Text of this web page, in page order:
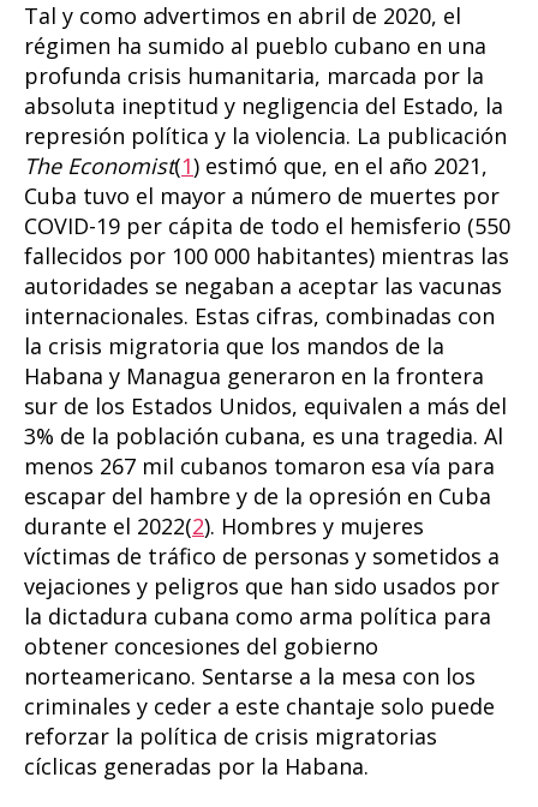
Tal y como advertimos en abril de 2020, el
régimen ha sumido al pueblo cubano en una
profunda crisis humanitaria, marcada por la
absoluta ineptitud y negligencia del Estado, la
represión política y la violencia. La publicación
The Economist(1) estimó que, en el año 2021,
Cuba tuvo el mayor a número de muertes por
COVID-19 per cápita de todo el hemisferio (550
fallecidos por 100 000 habitantes) mientras las
autoridades se negaban a aceptar las vacunas
internacionales. Estas cifras, combinadas con
la crisis migratoria que los mandos de la
Habana y Managua generaron en la frontera
sur de los Estados Unidos, equivalen a más del
3% de la población cubana, es una tragedia. Al
menos 267 mil cubanos tomaron esa vía para
escapar del hambre y de la opresión en Cuba
durante el 2022(2). Hombres y mujeres
víctimas de tráfico de personas y sometidos a
vejaciones y peligros que han sido usados por
la dictadura cubana como arma política para
obtener concesiones del gobierno
norteamericano. Sentarse a la mesa con los
criminales y ceder a este chantaje solo puede
reforzar la política de crisis migratorias
cíclicas generadas por la Habana.